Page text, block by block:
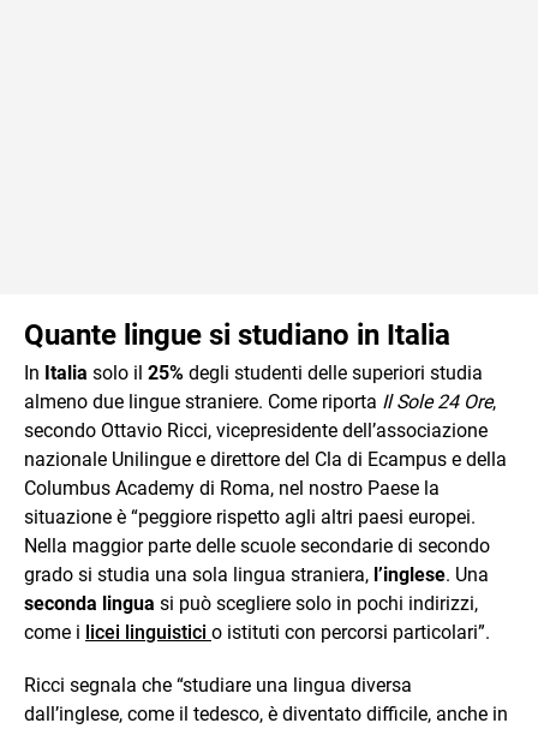
Quante lingue si studiano in Italia
In Italia solo il 25% degli studenti delle superiori studia
almeno due lingue straniere. Come riporta Il Sole 24 Ore,
secondo Ottavio Ricci, vicepresidente dell’associazione
nazionale Unilingue e direttore del Cla di Ecampus e della
Columbus Academy di Roma, nel nostro Paese la
situazione è “peggiore rispetto agli altri paesi europei.
Nella maggior parte delle scuole secondarie di secondo
grado si studia una sola lingua straniera, l’inglese. Una
seconda lingua si può scegliere solo in pochi indirizzi,
come i licei linguistici o istituti con percorsi particolari”.
Ricci segnala che “studiare una lingua diversa
dall’inglese, come il tedesco, è diventato difficile, anche in